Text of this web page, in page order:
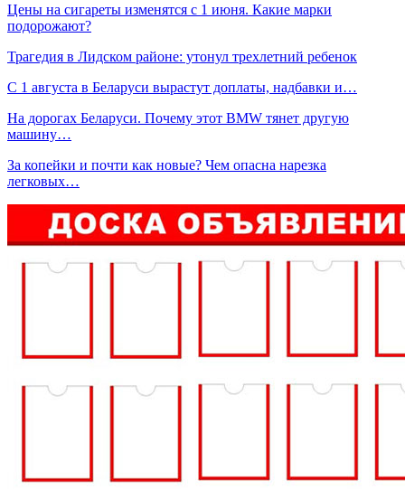
Цены на сигареты изменятся с 1 июня. Какие марки
подорожают?
Трагедия в Лидском районе: утонул трехлетний ребенок
С 1 августа в Беларуси вырастут доплаты, надбавки и…
На дорогах Беларуси. Почему этот BMW тянет другую
машину…
За копейки и почти как новые? Чем опасна нарезка
легковых…